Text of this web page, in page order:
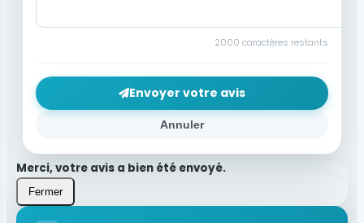
2000 caractères restants
Annuler
Envoyer votre avis
Merci, votre avis a bien été envoyé.
Fermer